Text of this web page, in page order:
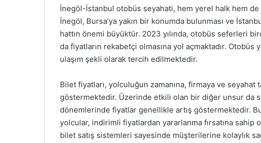
İnegöl-İstanbul otobüs seyahati, hem yerel halk hem
İnegöl, Bursa’ya yakın bir konumda bulunması ve
hattın önemi büyüktür. 2023 yılında, otobüs seferleri
da fiyatların rekabetçi olmasına yol açmaktadır.
ulaşım şekli olarak tercih edilmektedir.
Bilet fiyatları, yolculuğun zamanına, firmaya ve
göstermektedir. Üzerinde etkili olan bir diğer unsur da
dönemlerinde fiyatlar genellikle artış göstermektedir.
yolcular, indirimli fiyatlardan yararlanma fırsatına sahip
bilet satış sistemleri sayesinde müşterilerine kolaylık